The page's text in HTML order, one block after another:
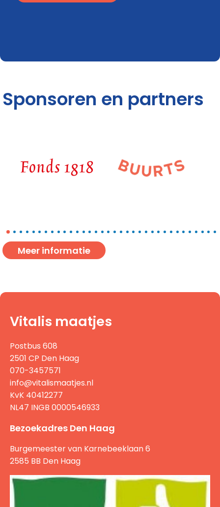
Sponsoren en partners
Meer informatie
Vitalis maatjes
Postbus 608
2501 CP Den Haag
070-3457571
info@vitalismaatjes.nl
KvK 40412277
NL47 INGB 0000546933
Bezoekadres Den Haag
Burgemeester van Karnebeeklaan 6
2585 BB Den Haag